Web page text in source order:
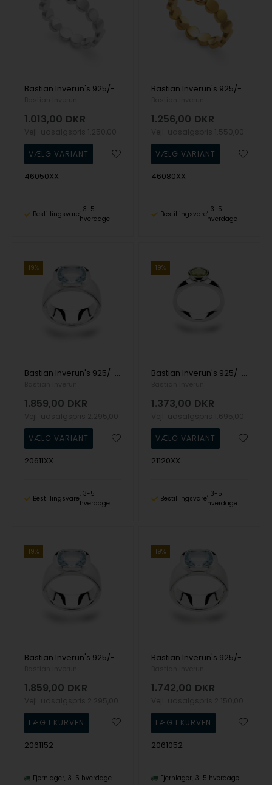
Bastian Inverun's 925/- Ring mat/blank, blå topas 0,14ct
1.013,00 DKR
46050XX
Bestillingsvare
3-5
hverdage
Bastian Inverun's 925/- Ring, fg mat/blank, Granat 0,15ct
1.256,00 DKR
46080XX
Bestillingsvare
3-5
hverdage
19%
Bastian Inverun's 925/- Ring, rho. blank, blå topas 3.60ct
1.859,00 DKR
20611XX
Bestillingsvare
3-5
hverdage
19%
Bastian Inverun's 925/- Ring blank, peridot 1,30ct
1.373,00 DKR
21120XX
Bestillingsvare
3-5
hverdage
19%
Bastian Inverun's 925/- Ring, rho. blank, blå topas 3.60ct
1.859,00 DKR
2061152
Fjernlager 3-5 hverdage
19%
Bastian Inverun's 925/- Ring blå topas 3.60ct
1.742,00 DKR
2061052
Fjernlager 3-5 hverdage